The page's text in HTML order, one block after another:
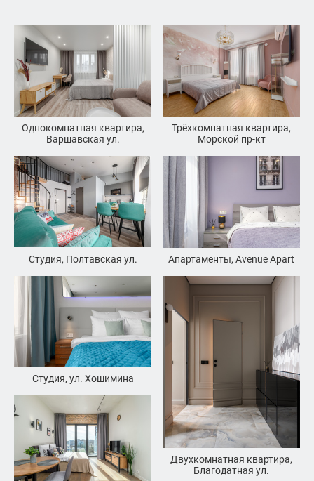
Однокомнатная квартира,
Варшавская ул.
Трёхкомнатная квартира,
Морской пр-кт
Студия, Полтавская ул. Апартаменты, Avenue Apart
Студия, ул. Хошимина
Двухкомнатная квартира,
Благодатная ул.